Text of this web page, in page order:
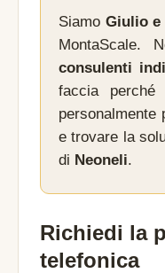
Siamo Giulio e
MontaScale.
consulenti
faccia
personalmente
e trovare la
di Neoneli.
Richiedi la
telefonica